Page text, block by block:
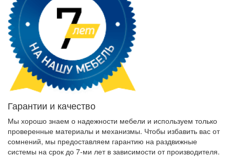
Гарантии и качество
Мы хорошо знаем о надежности мебели и используем только
проверенные материалы и механизмы. Чтобы избавить вас от
сомнений, мы предоставляем гарантию на раздвижные
системы на срок до 7-ми лет в зависимости от производителя.